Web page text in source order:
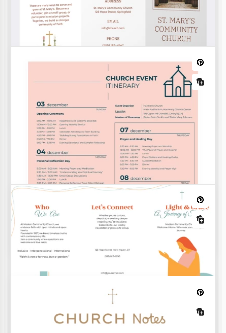
Willkommenskirchenbroschüre
Wir bieten eine kostenlose Willkommenskirchen-
Broschürenvorlage in den Formaten Google Slides
und PowerPoint an.
Willkommen Kirche Zweiseitiges
Bulletin Vorlagen
Moderne Kirchenbroschüre